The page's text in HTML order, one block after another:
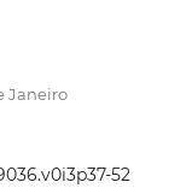
Janeiro
52